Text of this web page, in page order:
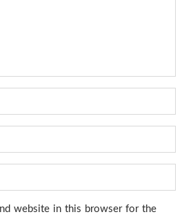
website in this browser for the